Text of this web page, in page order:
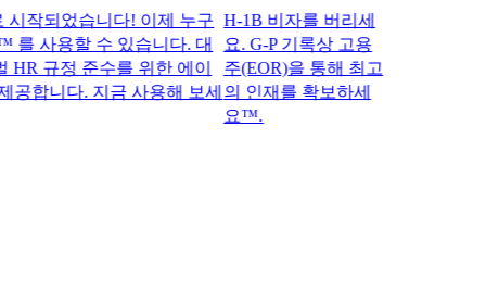
되었습니다! 이제 누구
사용할 수 있습니다. 대
규정 준수를 위한 에이
니다. 지금 사용해 보세
H-1B 비자를 버리세
요. G-P 기록상 고용
주(EOR)을 통해 최고
의 인재를 확보하세
요™.​​